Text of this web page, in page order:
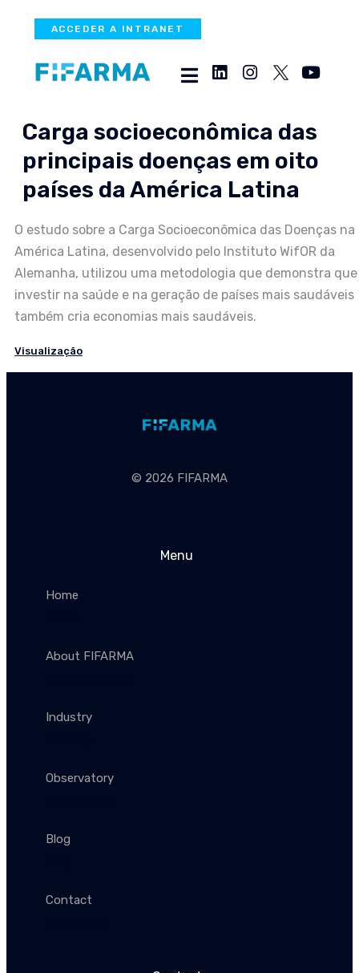
ACCEDER A INTRANET
Carga socioeconômica das
principais doenças em oito
países da América Latina
O estudo sobre a Carga Socioeconômica das Doenças na
América Latina, desenvolvido pelo Instituto WifOR da
Alemanha, utilizou uma metodologia que demonstra que
investir na saúde e na geração de países mais saudáveis ​​
também cria economias mais saudáveis.
Visualização
© 2026 FIFARMA
Menu
Home
About FIFARMA
Industry
Observatory
Blog
Contact